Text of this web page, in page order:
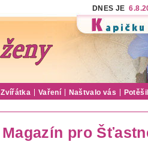
DNES JE
Zvířátka Vaření Naštvalo vás
Magazín pro